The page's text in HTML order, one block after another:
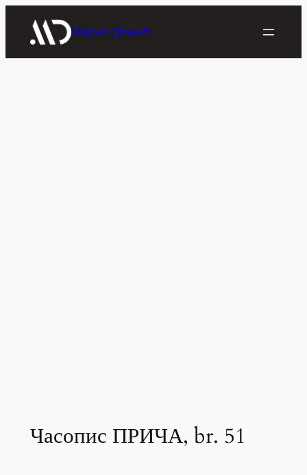
Мирко Демић
Часопис ПРИЧА, br. 51